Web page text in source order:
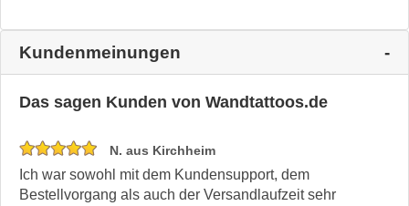
Kundenmeinungen
Das sagen Kunden von Wandtattoos.de
N. aus Kirchheim
Ich war sowohl mit dem Kundensupport, dem
Bestellvorgang als auch der Versandlaufzeit sehr